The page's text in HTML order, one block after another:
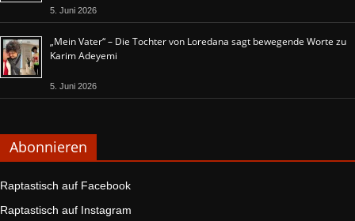
5. Juni 2026
„Mein Vater“ – Die Tochter von Loredana sagt bewegende Worte zu
Karim Adeyemi
5. Juni 2026
Abonnieren
Raptastisch auf Facebook
Raptastisch auf Instagram